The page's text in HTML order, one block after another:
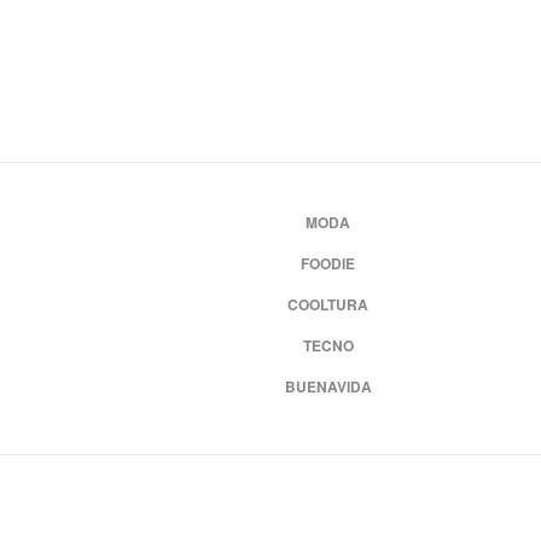
MODA
FOODIE
COOLTURA
TECNO
BUENAVIDA